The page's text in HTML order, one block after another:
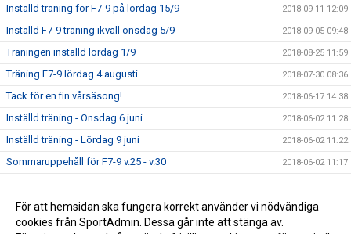
Inställd träning för F7-9 på lördag 15/9 2018-09-11 12:09
Inställd F7-9 träning ikväll onsdag 5/9 2018-09-05 09:48
Träningen inställd lördag 1/9 2018-08-25 11:59
Träning F7-9 lördag 4 augusti 2018-07-30 08:36
Tack för en fin vårsäsong! 2018-06-17 14:38
Inställd träning - Onsdag 6 juni 2018-06-02 11:28
Inställd träning - Lördag 9 juni 2018-06-02 11:22
Sommaruppehåll för F7-9 v.25 - v.30 2018-06-02 11:17
Seriepremiären för F9 avklarad 2018-04-16 08:01
Kalendern uppdaterad med träningstider 2018-04-05 21:23
För att hemsidan ska fungera korrekt använder vi nödvändiga
cookies från SportAdmin. Dessa går inte att stänga av.